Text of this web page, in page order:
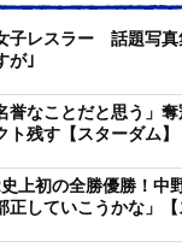
子レスラー 話題写真
が｣
誉なことだと思う」
ト残す【スターダム】
上初の全勝優勝！中
正していこうかな」【